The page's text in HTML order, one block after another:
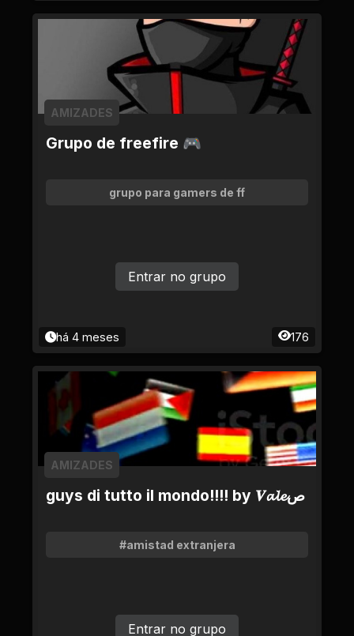
Grupo de freefire 🎮
AMIZADES
grupo para gamers de ff
há 4 meses 176
Entrar no grupo
guys di tutto il mondo!!!! by 𝑽𝓪𝓵𝓮ص
AMIZADES
#amistad extranjera
Entrar no grupo